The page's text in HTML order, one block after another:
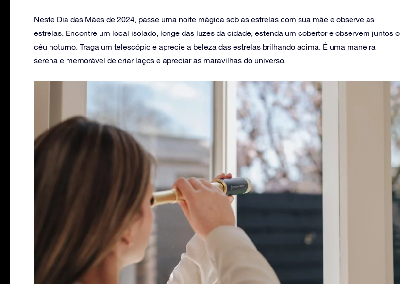
Neste Dia das Mães de 2024, passe uma noite mágica sob as estrelas com sua mãe e observe as
estrelas. Encontre um local isolado, longe das luzes da cidade, estenda um cobertor e observem juntos o
céu noturno. Traga um telescópio e aprecie a beleza das estrelas brilhando acima. É uma maneira
serena e memorável de criar laços e apreciar as maravilhas do universo.